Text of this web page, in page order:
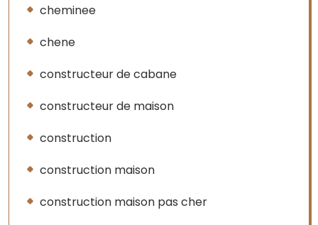
cheminee
chene
constructeur de cabane
constructeur de maison
construction
construction maison
construction maison pas cher